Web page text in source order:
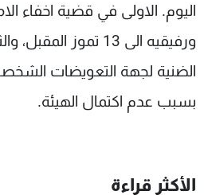
اليوم. الاولى في قضية اخفاء
ورفيقيه الى 13 تموز
بسبب عدم اكتمال الهيئة.
الأكثر قراءة
عن MTV
لاعلاناتكم
وظائف
تواصل
شروط
سياسة